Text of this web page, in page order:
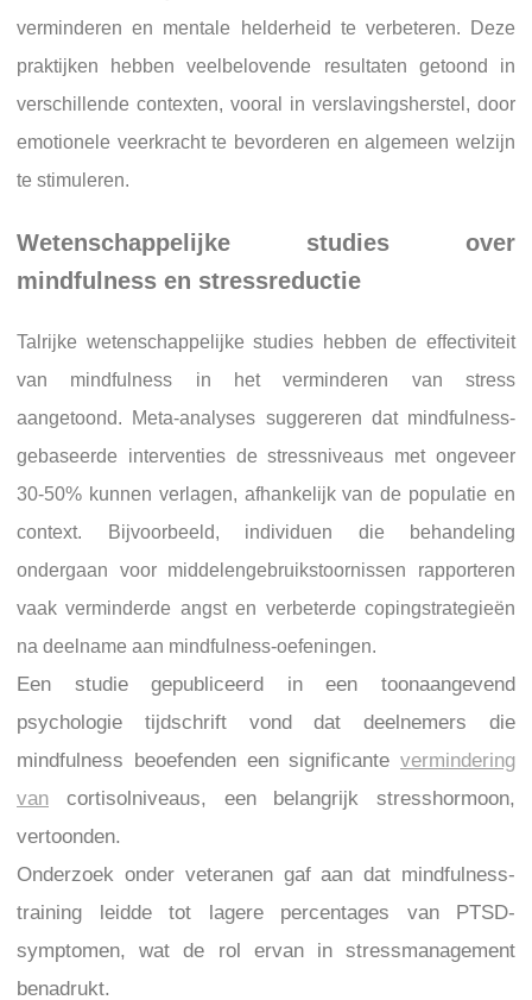
verminderen en mentale helderheid te verbeteren. Deze
praktijken hebben veelbelovende resultaten getoond in
verschillende contexten, vooral in verslavingsherstel, door
emotionele veerkracht te bevorderen en algemeen welzijn
te stimuleren.
Wetenschappelijke studies over
mindfulness en stressreductie
Talrijke wetenschappelijke studies hebben de effectiviteit
van mindfulness in het verminderen van stress
aangetoond. Meta-analyses suggereren dat mindfulness-
gebaseerde interventies de stressniveaus met ongeveer
30-50% kunnen verlagen, afhankelijk van de populatie en
context. Bijvoorbeeld, individuen die behandeling
ondergaan voor middelengebruikstoornissen rapporteren
vaak verminderde angst en verbeterde copingstrategieën
na deelname aan mindfulness-oefeningen.
Een studie gepubliceerd in een toonaangevend
psychologie tijdschrift vond dat deelnemers die
mindfulness beoefenden een significante vermindering
van cortisolniveaus, een belangrijk stresshormoon,
vertoonden.
Onderzoek onder veteranen gaf aan dat mindfulness-
training leidde tot lagere percentages van PTSD-
symptomen, wat de rol ervan in stressmanagement
benadrukt.